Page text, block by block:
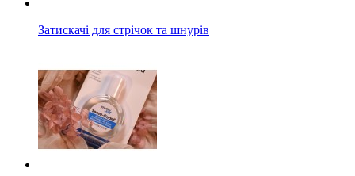
Затискачі для стрічок та шнурів